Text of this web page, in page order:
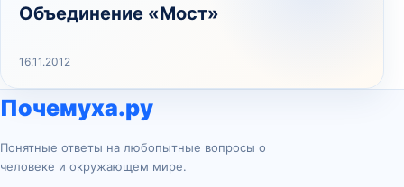
Объединение «Мост»
16.11.2012
Почемуха.ру
Понятные ответы на любопытные вопросы о
человеке и окружающем мире.